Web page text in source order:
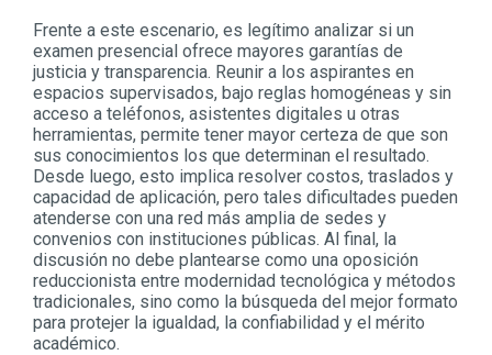
Frente a este escenario, es legítimo analizar si un
examen presencial ofrece mayores garantías de
justicia y transparencia. Reunir a los aspirantes en
espacios supervisados, bajo reglas homogéneas y sin
acceso a teléfonos, asistentes digitales u otras
herramientas, permite tener mayor certeza de que son
sus conocimientos los que determinan el resultado.
Desde luego, esto implica resolver costos, traslados y
capacidad de aplicación, pero tales dificultades pueden
atenderse con una red más amplia de sedes y
convenios con instituciones públicas. Al final, la
discusión no debe plantearse como una oposición
reduccionista entre modernidad tecnológica y métodos
tradicionales, sino como la búsqueda del mejor formato
para protejer la igualdad, la confiabilidad y el mérito
académico.